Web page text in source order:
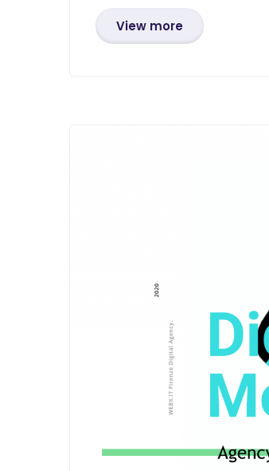
View more